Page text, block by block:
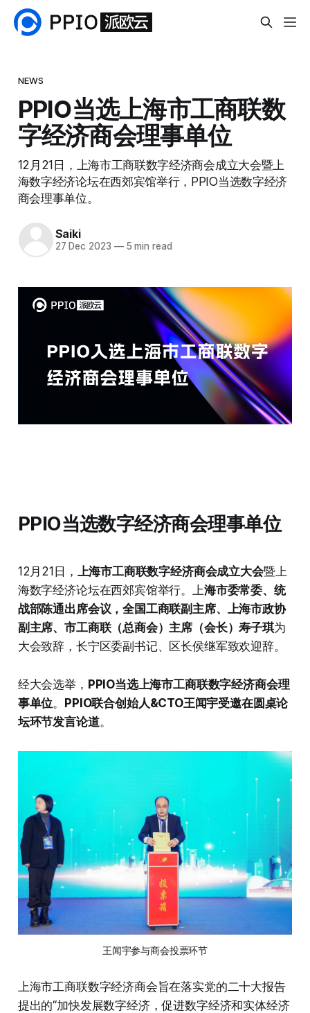
NEWS
PPIO当选上海市工商联数
字经济商会理事单位
12月21日，上海市工商联数字经济商会成立大会暨上
海数字经济论坛在西郊宾馆举行，PPIO当选数字经济
商会理事单位。
Saiki
27 Dec 2023 —5 min read
PPIO当选数字经济商会理事单位
12月21日， 上海市工商联数字经济商会成立大会暨上
海数字经济论坛在西郊宾馆举行。上海市委常委、统
战部陈通出席会议，全国工商联副主席、上海市政协
副主席、市工商联（总商会）主席（会长）寿子琪为
大会致辞，长宁区委副书记、区长侯继军致欢迎辞。
经大会选举， PPIO当选上海市工商联数字经济商会理
事单位。
PPIO联合创始人&CTO王闻宇受邀在圆桌论
坛环节发言论道。
王闻宇参与商会投票环节
上海市工商联数字经济商会旨在落实党的二十大报告
提出的“加快发展数字经济，促进数字经济和实体经济